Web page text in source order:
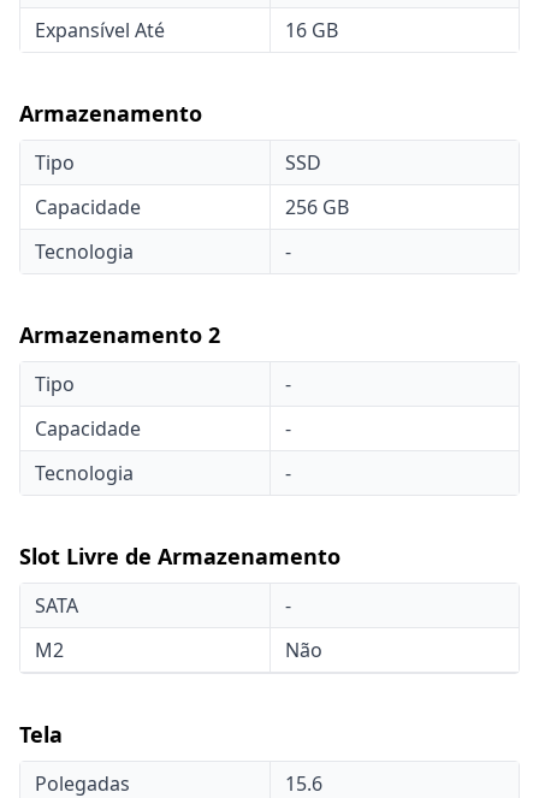
Expansível Até
16 GB
Armazenamento
Tipo
SSD
Capacidade
256 GB
Tecnologia
-
Armazenamento 2
Tipo
-
Capacidade
-
Tecnologia
-
Slot Livre de Armazenamento
SATA
-
M2
Não
Tela
Polegadas 15.6